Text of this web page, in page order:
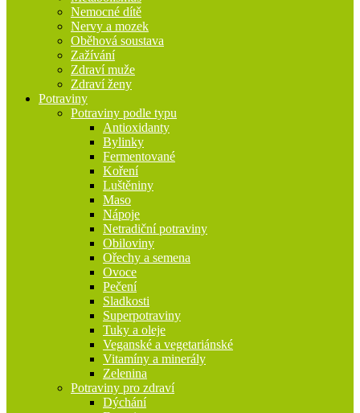
Nemocné dítě
Nervy a mozek
Oběhová soustava
Zažívání
Zdraví muže
Zdraví ženy
Potraviny
Potraviny podle typu
Antioxidanty
Bylinky
Fermentované
Koření
Luštěniny
Maso
Nápoje
Netradiční potraviny
Obiloviny
Ořechy a semena
Ovoce
Pečení
Sladkosti
Superpotraviny
Tuky a oleje
Veganské a vegetariánské
Vitamíny a minerály
Zelenina
Potraviny pro zdraví
Dýchání